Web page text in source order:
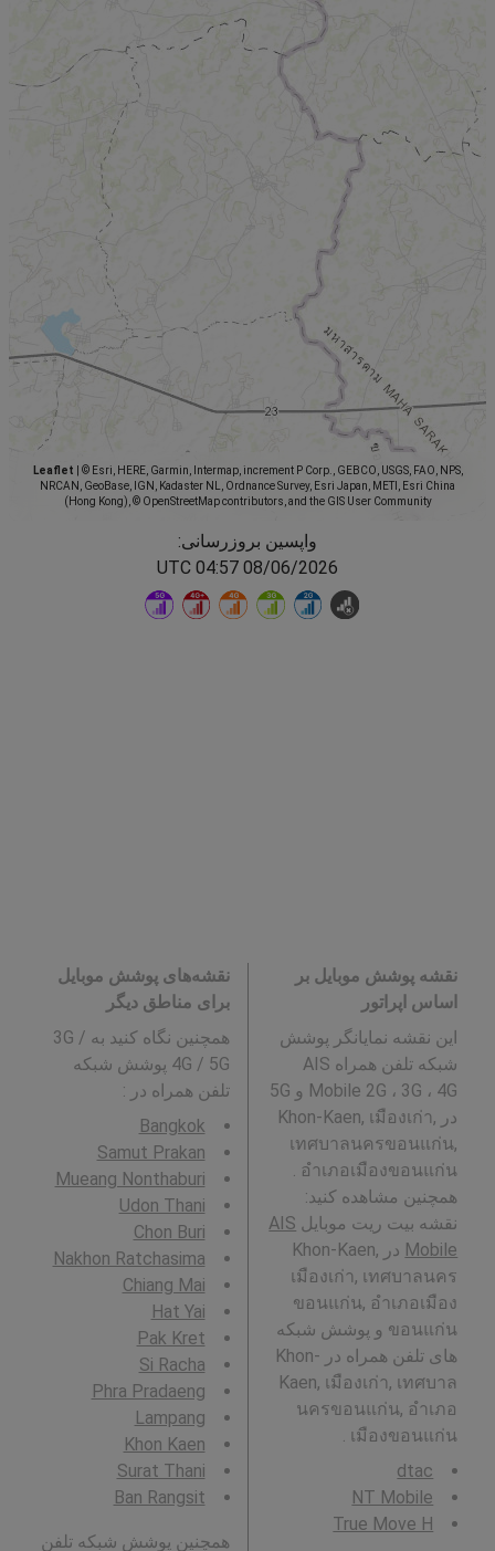
Leaflet
© Esri, HERE, Garmin, Intermap, increment P Corp., GEBCO, USGS, FAO, NPS,
NRCAN, GeoBase, IGN, Kadaster NL, Ordnance Survey, Esri Japan, METI, Esri China
(Hong Kong), © OpenStreetMap contributors, and the GIS User Community
واپسین بروزرسانی:
08/06/2026 04:57 UTC
نقشه پوشش موبایل بر
اساس اپراتور
این نقشه نمایانگر پوشش
شبکه تلفن همراه AIS
Mobile 2G ، 3G ، 4G و 5G
در Khon-Kaen, เมืองเก่า,
เทศบาลนครขอนแก่น,
همچنین مشاهده کنید:
نقشه بیت ریت موبایل AIS
Mobile
در Khon-Kaen,
เมืองเก่า, เทศบาลนคร
ขอนแก่น, อำเภอเมือง
ขอนแก่น و پوشش شبکه
های تلفن همراه در Khon-
Kaen, เมืองเก่า, เทศบาล
นครขอนแก่น, อำเภอ
เมืองขอนแก่น .
dtac
NT Mobile
True Move H
نقشه‌های پوشش موبایل
برای مناطق دیگر
همچنین نگاه کنید به 3G /
4G / 5G پوشش شبکه
تلفن همراه در :
Bangkok
Samut Prakan
Mueang Nonthaburi
Udon Thani
Chon Buri
Nakhon Ratchasima
Chiang Mai
Hat Yai
Pak Kret
Si Racha
Phra Pradaeng
Lampang
Khon Kaen
Surat Thani
Ban Rangsit
همچنین پوشش شبکه تلفن